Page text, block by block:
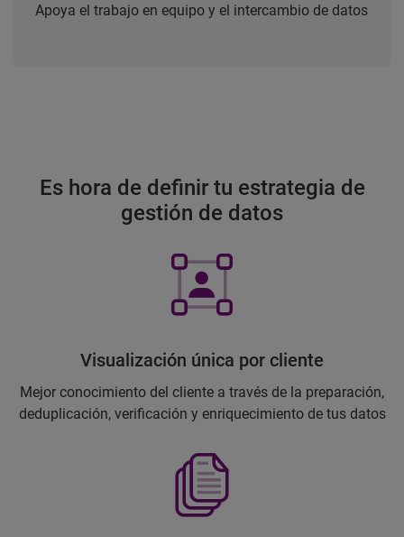
Apoya el trabajo en equipo y el intercambio de datos
Es hora de definir tu estrategia de
gestión de datos
Visualización única por cliente
Mejor conocimiento del cliente a través de la preparación,
deduplicación, verificación y enriquecimiento de tus datos